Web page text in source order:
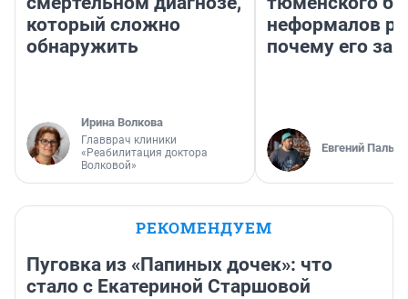
который сложно
обнаружить
Ирина Волкова
Главврач клиники
«Реабилитация доктора
Волковой»
неформалов
почему его
Евгений
РЕКОМЕНДУЕМ
Пуговка из «Папиных дочек»: что
стало с Екатериной Старшовой